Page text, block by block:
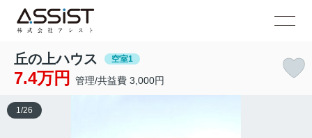
丘の上ハウス 空室1
7.4万円 管理/共益費 3,000円
1 /26